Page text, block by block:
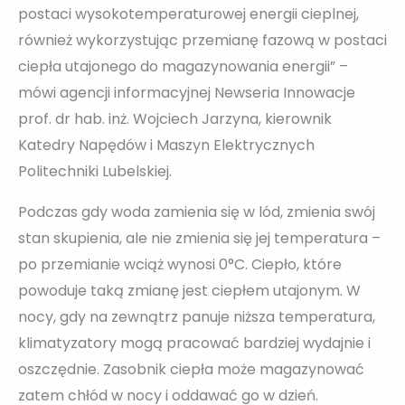
postaci wysokotemperaturowej energii cieplnej,
również wykorzystując przemianę fazową w postaci
ciepła utajonego do magazynowania energii” –
mówi agencji informacyjnej Newseria Innowacje
prof. dr hab. inż. Wojciech Jarzyna, kierownik
Katedry Napędów i Maszyn Elektrycznych
Politechniki Lubelskiej.
Podczas gdy woda zamienia się w lód, zmienia swój
stan skupienia, ale nie zmienia się jej temperatura –
po przemianie wciąż wynosi 0°C. Ciepło, które
powoduje taką zmianę jest ciepłem utajonym. W
nocy, gdy na zewnątrz panuje niższa temperatura,
klimatyzatory mogą pracować bardziej wydajnie i
oszczędnie. Zasobnik ciepła może magazynować
zatem chłód w nocy i oddawać go w dzień.